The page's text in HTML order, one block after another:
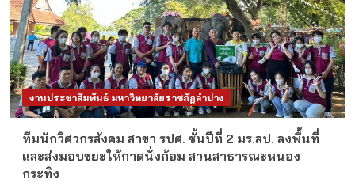
งานประชาสัมพันธ์ มหาวิทยาลัยราชภัฏลำปาง
ทีมนักวิศวกรสังคม สาขา รปศ. ชั้นปีที่ 2 มร.ลป. ลงพื้นที่
และส่งมอบขยะให้กาดนั่งก้อม สวนสาธารณะหนอง
กระทิง